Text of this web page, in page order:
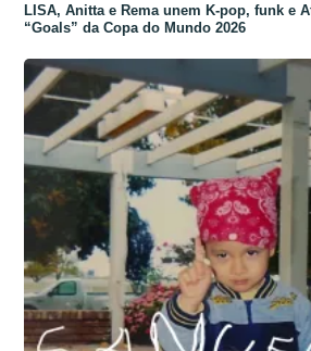
LISA, Anitta e Rema unem K-pop, funk e
“Goals” da Copa do Mundo 2026